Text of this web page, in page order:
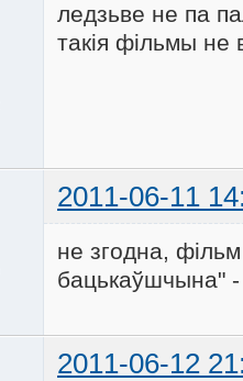
ледзьве не па
такія фільмы не
2011-06-11
не згодна,
бацькаўшчына"
2011-06-12